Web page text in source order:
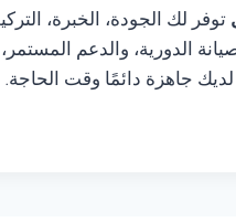
توفر لك الجودة، الخبرة،
الدورية، والدعم
لديك جاهزة دائمًا وقت الحاجة.